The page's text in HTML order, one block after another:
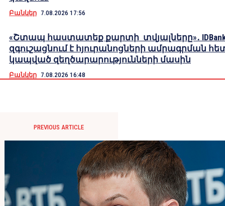
Բանկեր 7.08.2026 17:56
«Շտապ հաստատեք քարտի տվյալները»․
զգուշացնում է հյուրանոցների ամրագրման
կապված զեղծարարությունների մասին
Բանկեր 7.08.2026 16:48
PREVIOUS ARTICLE